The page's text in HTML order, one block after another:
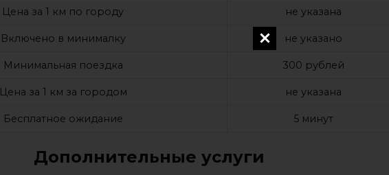
Цена за 1 км по городу не указана
Включено в минималку не указано
Минимальная поездка 300 рублей
Цена за 1 км за городом не указана
Бесплатное ожидание 5 минут
Дополнительные услуги